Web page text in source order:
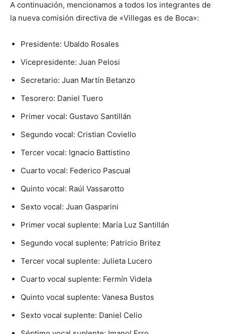
A continuación, mencionamos a todos los integrantes de
la nueva comisión directiva de «Villegas es de Boca»:
Presidente: Ubaldo Rosales
Vicepresidente: Juan Pelosi
Secretario: Juan Martín Betanzo
Tesorero: Daniel Tuero
Primer vocal: Gustavo Santillán
Segundo vocal: Cristian Coviello
Tercer vocal: Ignacio Battistino
Cuarto vocal: Federico Pascual
Quinto vocal: Raúl Vassarotto
Sexto vocal: Juan Gasparini
Primer vocal suplente: María Luz Santillán
Segundo vocal suplente: Patricio Britez
Tercer vocal suplente: Julieta Lucero
Cuarto vocal suplente: Fermín Videla
Quinto vocal suplente: Vanesa Bustos
Sexto vocal suplente: Daniel Celio